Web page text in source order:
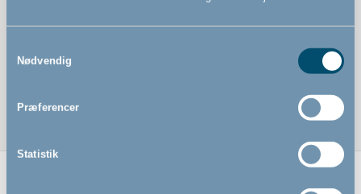
Nødvendig
Præferencer
Statistik